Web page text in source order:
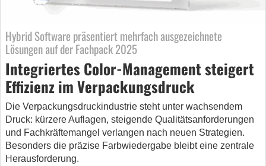
Hybrid Software präsentiert mehrfach ausgezeichnete
Lösungen auf der Fachpack 2025
Integriertes Color-Management steigert
Effizienz im Verpackungsdruck
Die Verpackungsdruckindustrie steht unter wachsendem
Druck: kürzere Auflagen, steigende Qualitätsanforderungen
und Fachkräftemangel verlangen nach neuen Strategien.
Besonders die präzise Farbwiedergabe bleibt eine zentrale
Herausforderung.